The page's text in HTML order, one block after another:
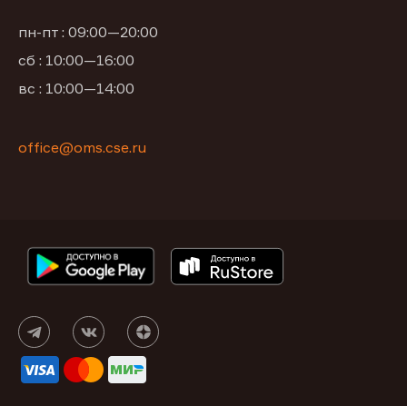
пн-пт : 09:00—20:00
сб : 10:00—16:00
вс : 10:00—14:00
office@oms.cse.ru